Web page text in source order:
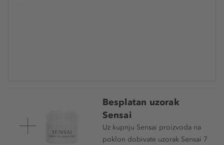
Besplatan uzorak
Sensai
Uz kupnju Sensai proizvoda na
poklon dobivate uzorak Sensai 7